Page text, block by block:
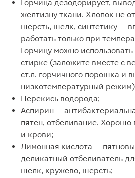
Горчица дезодорирует,
желтизну ткани. Хлопок не
шерсть, шелк, синтетику —
работать только при
Горчицу можно
стирке (заложите вместе с
ст.л. горчичного порошка и
низкотемпературный
Перекись водорода;
Аспирин —
пятен, отбеливание. Хорошо
и крови;
Лимонная кислота —
деликатный отбеливатель
шелк, кружево, шерсть;